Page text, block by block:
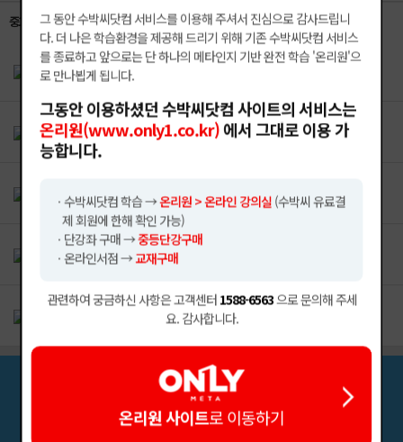
그 동안 수박씨닷컴 서비스를 이용해 주셔서 진심으로 감사드립니
다. 더 나은 학습환경을 제공해 드리기 위해 기존 수박씨닷컴 서비스
를 종료하고 앞으로는 단 하나의 메타인지 기반 완전 학습 '온리원'으
로 만나뵙게 됩니다.
그동안 이용하셨던 수박씨닷컴 사이트의 서비스는
온리원(www.only1.co.kr)에서 그대로 이용 가
능합니다.
ㆍ수박씨닷컴 학습 →온리원 > 온라인 강의실 (수박씨 유료결
제 회원에 한해 확인 가능)
ㆍ단강좌 구매 →중등단강구매
ㆍ온라인서점 → 교재구매
관련하여 궁금하신 사항은 고객센터 1588-6563으로 문의해 주세
요. 감사합니다.
온리원 사이트로 이동하기
중1 중2 중3 초1 초2 초3 초4 초5 초6 고등
[2026] 오투 중등 과학 2-2 (2022개정)
출판사 : 비상교육
[2026] 한끝 중등 역사 ②-2 (2022개정)
출판사 : 비상교육
출판사 : 비상교육
[2026] 개념+유형 (라이트) 중학 수학 2-2 (2022개정)
출판사 : 비상교육
[2026] 한끝 교과서편 중학 국어 2-2 (박현숙) (2022개정)